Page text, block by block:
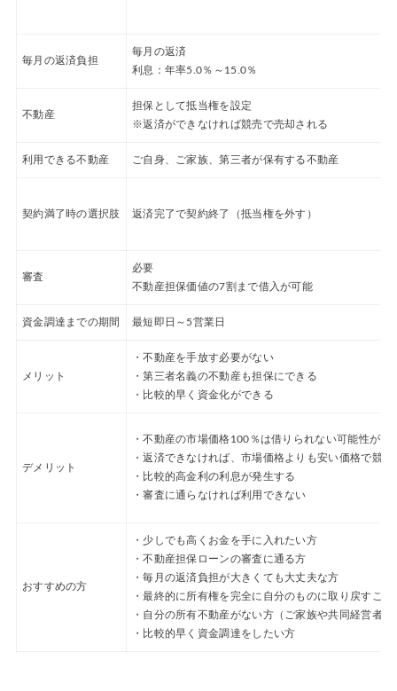
毎月の返済負担
毎月の返済
利息：年率5.0％～15.0％
不動産
担保として抵当権を設定
※返済ができなければ競売で売却される
利用できる不動産 ご自身、ご家族、第三者が保有する不動産
契約満了時の選択肢 返済完了で契約終了（抵当権を外す）
審査
必要
不動産担保価値の7割まで借入が可能
資金調達までの期間 最短即日～5営業日
メリット
・不動産を手放す必要がない
・第三者名義の不動産も担保にできる
・比較的早く資金化ができる
デメリット
・不動産の市場価格100％は借りられない可能性が高
・返済できなければ、市場価格よりも安い価格で競
・比較的高金利の利息が発生する
・審査に通らなければ利用できない
おすすめの方
・少しでも高くお金を手に入れたい方
・不動産担保ローンの審査に通る方
・毎月の返済負担が大きくても大丈夫な方
・最終的に所有権を完全に自分のものに取り戻すこ
・自分の所有不動産がない方（ご家族や共同経営者
・比較的早く資金調達をしたい方